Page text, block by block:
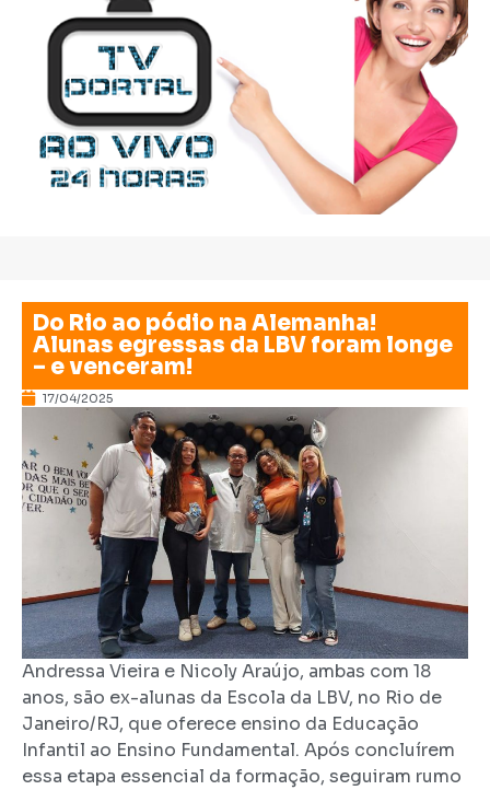
Do Rio ao pódio na Alemanha!
Alunas egressas da LBV foram longe
– e venceram!
17/04/2025
Andressa Vieira e Nicoly Araújo, ambas com 18
anos, são ex-alunas da Escola da LBV, no Rio de
Janeiro/RJ, que oferece ensino da Educação
Infantil ao Ensino Fundamental. Após concluírem
essa etapa essencial da formação, seguiram rumo